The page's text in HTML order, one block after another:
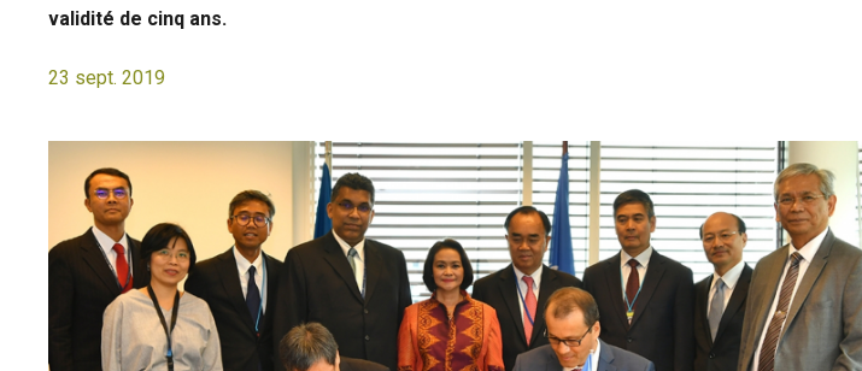
validité de cinq ans.
23 sept. 2019